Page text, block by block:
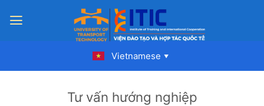
Vietnamese ▼
Tư vấn hướng nghiệp